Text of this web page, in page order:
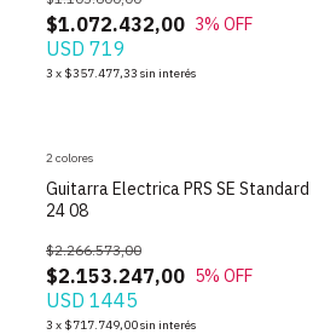
$1.072.432,00 3% OFF
USD 719
3 x $357.477,33 sin interés
Guitarra Electrica PRS SE Standard
24 08
$2.153.247,00
$2.266.573,00
5% OFF
USD 1445
3 x $717.749,00sin interés
2 colores